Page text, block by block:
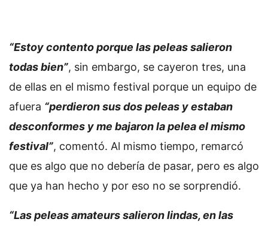
“Estoy contento porque las peleas salieron
todas bien”, sin embargo, se cayeron tres, una
de ellas en el mismo festival porque un equipo de
afuera “perdieron sus dos peleas y estaban
desconformes y me bajaron la pelea el mismo
festival”, comentó. Al mismo tiempo, remarcó
que es algo que no debería de pasar, pero es algo
que ya han hecho y por eso no se sorprendió.
“Las peleas amateurs salieron lindas, en las